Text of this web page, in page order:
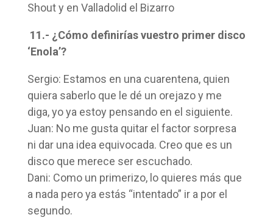
Shout y en Valladolid el Bizarro
11.- ¿Cómo definirías vuestro primer disco
‘Enola’?
Sergio: Estamos en una cuarentena, quien
quiera saberlo que le dé un orejazo y me
diga, yo ya estoy pensando en el siguiente.
Juan: No me gusta quitar el factor sorpresa
ni dar una idea equivocada. Creo que es un
disco que merece ser escuchado.
Dani: Como un primerizo, lo quieres más que
a nada pero ya estás “intentado” ir a por el
segundo.